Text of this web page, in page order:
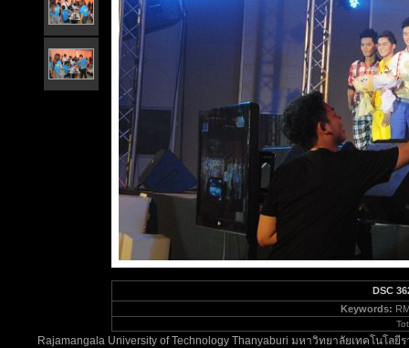
DSC
Keywords:
Rajamangala University of Technology Thanyaburi มหาวิทยาลัยเทคโนโ